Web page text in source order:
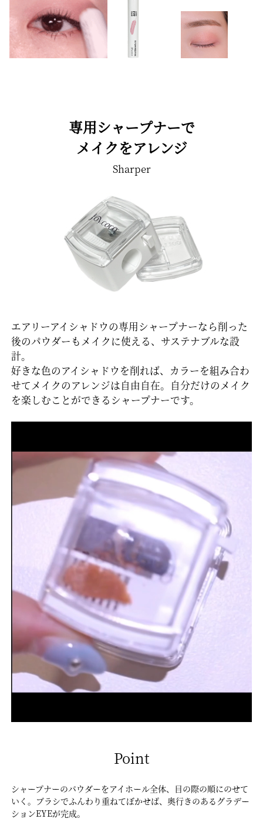
専用シャープナーで
メイクをアレンジ
Sharper
エアリーアイシャドウの専用シャープナーなら削った
後のパウダーもメイクに使える、サステナブルな設
計。
好きな色のアイシャドウを削れば、カラーを組み合わ
せてメイクのアレンジは自由自在。自分だけのメイク
を楽しむことができるシャープナーです。
Point
シャープナーのパウダーをアイホール全体、目の際の順にのせて
いく。ブラシでふんわり重ねてぼかせば、奥行きのあるグラデー
ションEYEが完成。